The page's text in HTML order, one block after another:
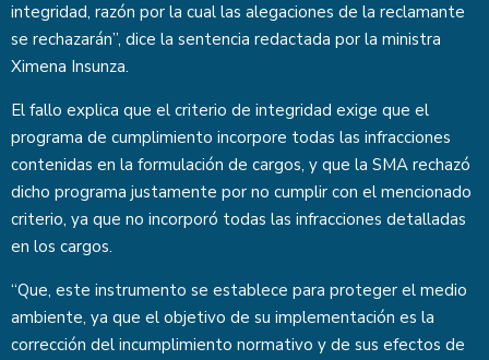
integridad, razón por la cual las alegaciones de la reclamante
se rechazarán”, dice la sentencia redactada por la ministra
Ximena Insunza.
El fallo explica que el criterio de integridad exige que el
programa de cumplimiento incorpore todas las infracciones
contenidas en la formulación de cargos, y que la SMA rechazó
dicho programa justamente por no cumplir con el mencionado
criterio, ya que no incorporó todas las infracciones detalladas
en los cargos.
“Que, este instrumento se establece para proteger el medio
ambiente, ya que el objetivo de su implementación es la
corrección del incumplimiento normativo y de sus efectos de